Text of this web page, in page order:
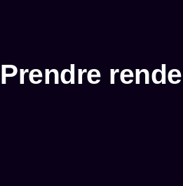
Prendre